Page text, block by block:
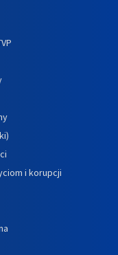
i korupcji